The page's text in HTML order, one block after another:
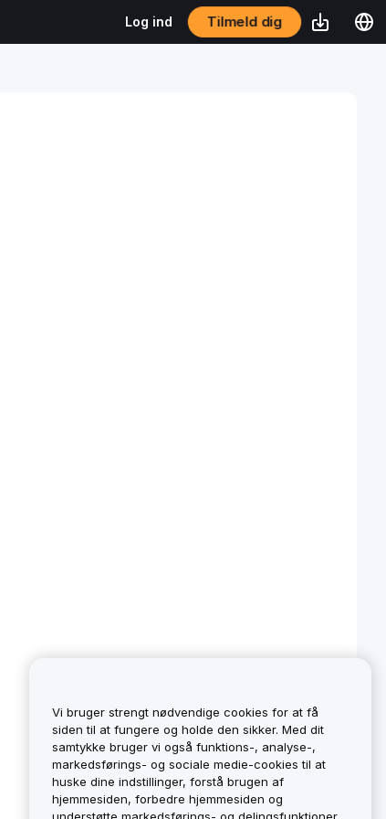
Log ind Tilmeld dig
Vi bruger strengt nødvendige cookies for at få
siden til at fungere og holde den sikker. Med dit
samtykke bruger vi også funktions-, analyse-,
markedsførings- og sociale medie-cookies til at
huske dine indstillinger, forstå brugen af
hjemmesiden, forbedre hjemmesiden og